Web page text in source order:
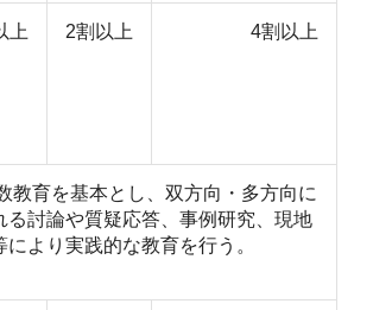
上 2割以上 4割以上
教育を基本とし、双方向・多方向に
る討論や質疑応答、事例研究、現地
により実践的な教育を行う。